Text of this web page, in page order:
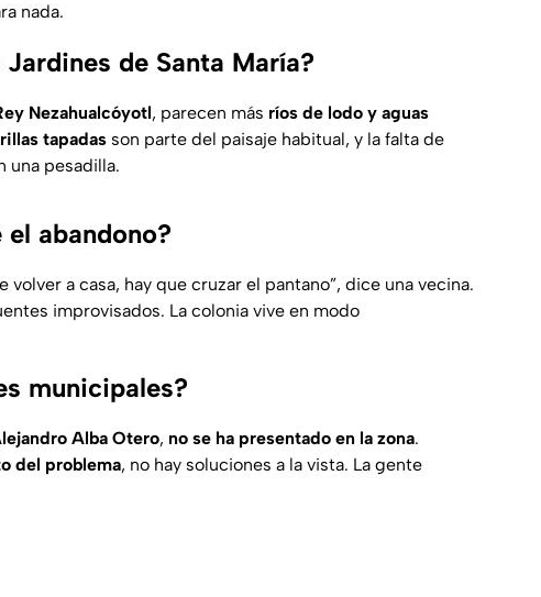
nada.
de Santa María?
Nezahualcóyotl, parecen más ríos de lodo y aguas
tapadas son parte del paisaje habitual, y la falta de
una pesadilla.
abandono?
volver a casa, hay que cruzar el pantano”, dice una vecina.
improvisados. La colonia vive en modo
municipales?
Alba Otero, no se ha presentado en la zona.
del problema, no hay soluciones a la vista. La gente